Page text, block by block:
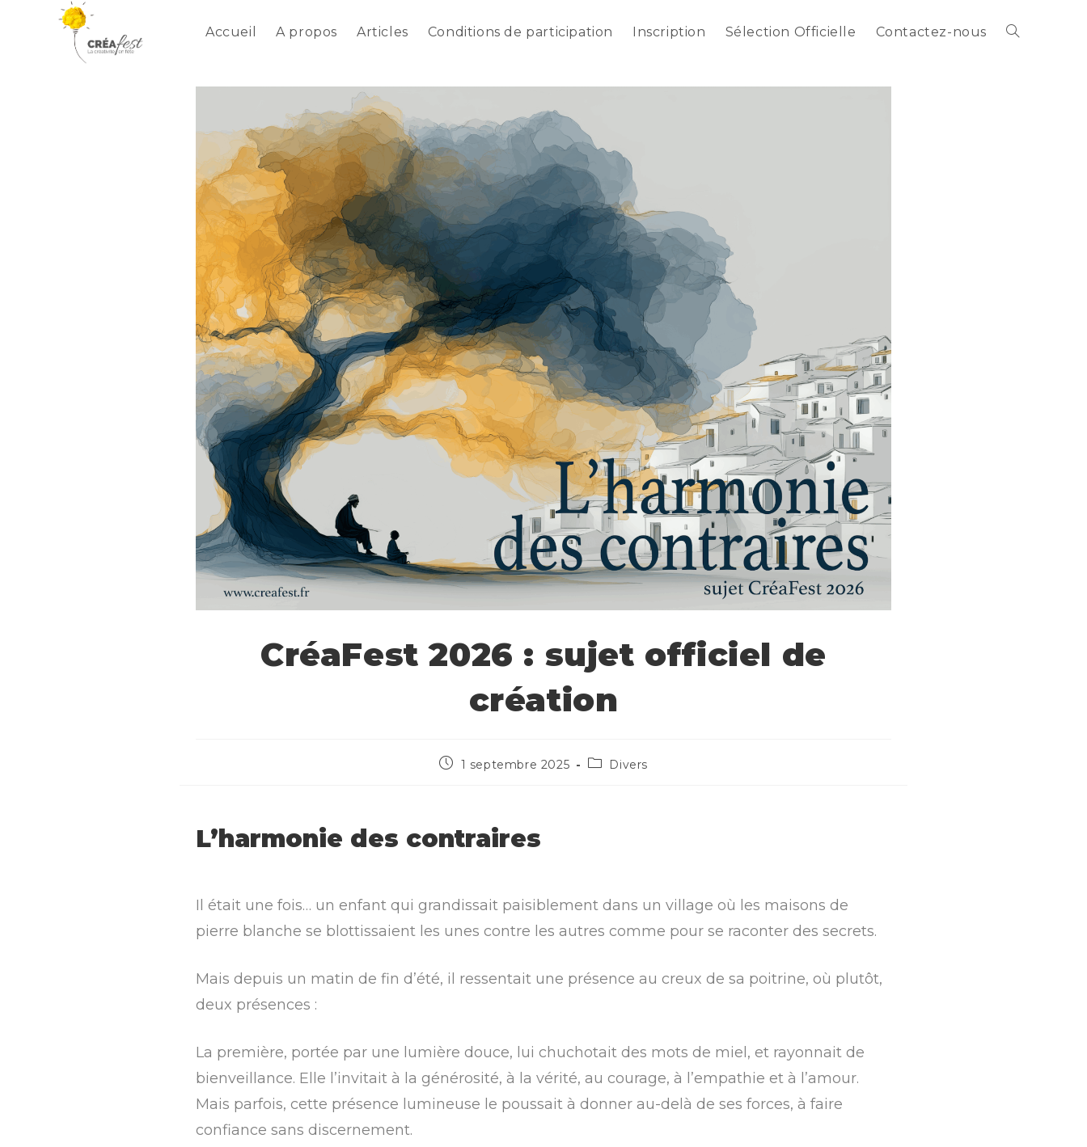
Accueil A propos Articles Conditions de participation Inscription Sélection Officielle Contactez-nous
CréaFest 2026 : sujet officiel de
création
1 septembre 2025 Divers
L’harmonie des contraires
Il était une fois… un enfant qui grandissait paisiblement dans un village où les maisons de
pierre blanche se blottissaient les unes contre les autres comme pour se raconter des secrets.
Mais depuis un matin de fin d’été, il ressentait une présence au creux de sa poitrine, où plutôt,
deux présences :
La première, portée par une lumière douce, lui chuchotait des mots de miel, et rayonnait de
bienveillance. Elle l’invitait à la générosité, à la vérité, au courage, à l’empathie et à l’amour.
Mais parfois, cette présence lumineuse le poussait à donner au-delà de ses forces, à faire
confiance sans discernement.